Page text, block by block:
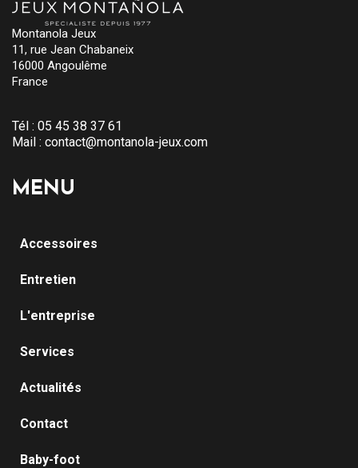
Montanola Jeux
11, rue Jean Chabaneix
16000 Angoulême
France
Tél : 05 45 38 37 61
Mail : contact@montanola-jeux.com
MENU
Accessoires
Entretien
L'entreprise
Services
Actualités
Contact
Baby-foot